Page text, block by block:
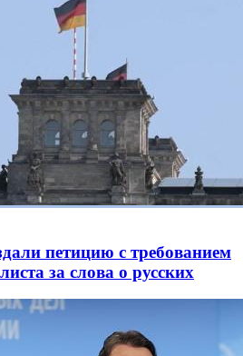
петицию с требованием
за слова о русских